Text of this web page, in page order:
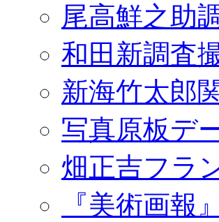
尾高鮮之助
和田新調査
新海竹太郎
写真原板デ
畑正吉フラ
『美術画報